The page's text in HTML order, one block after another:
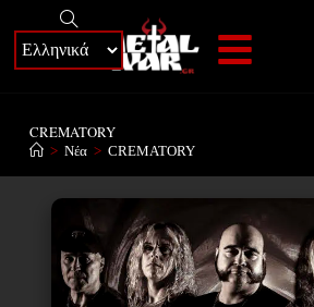
CREMATORY
> Νέα > CREMATORY